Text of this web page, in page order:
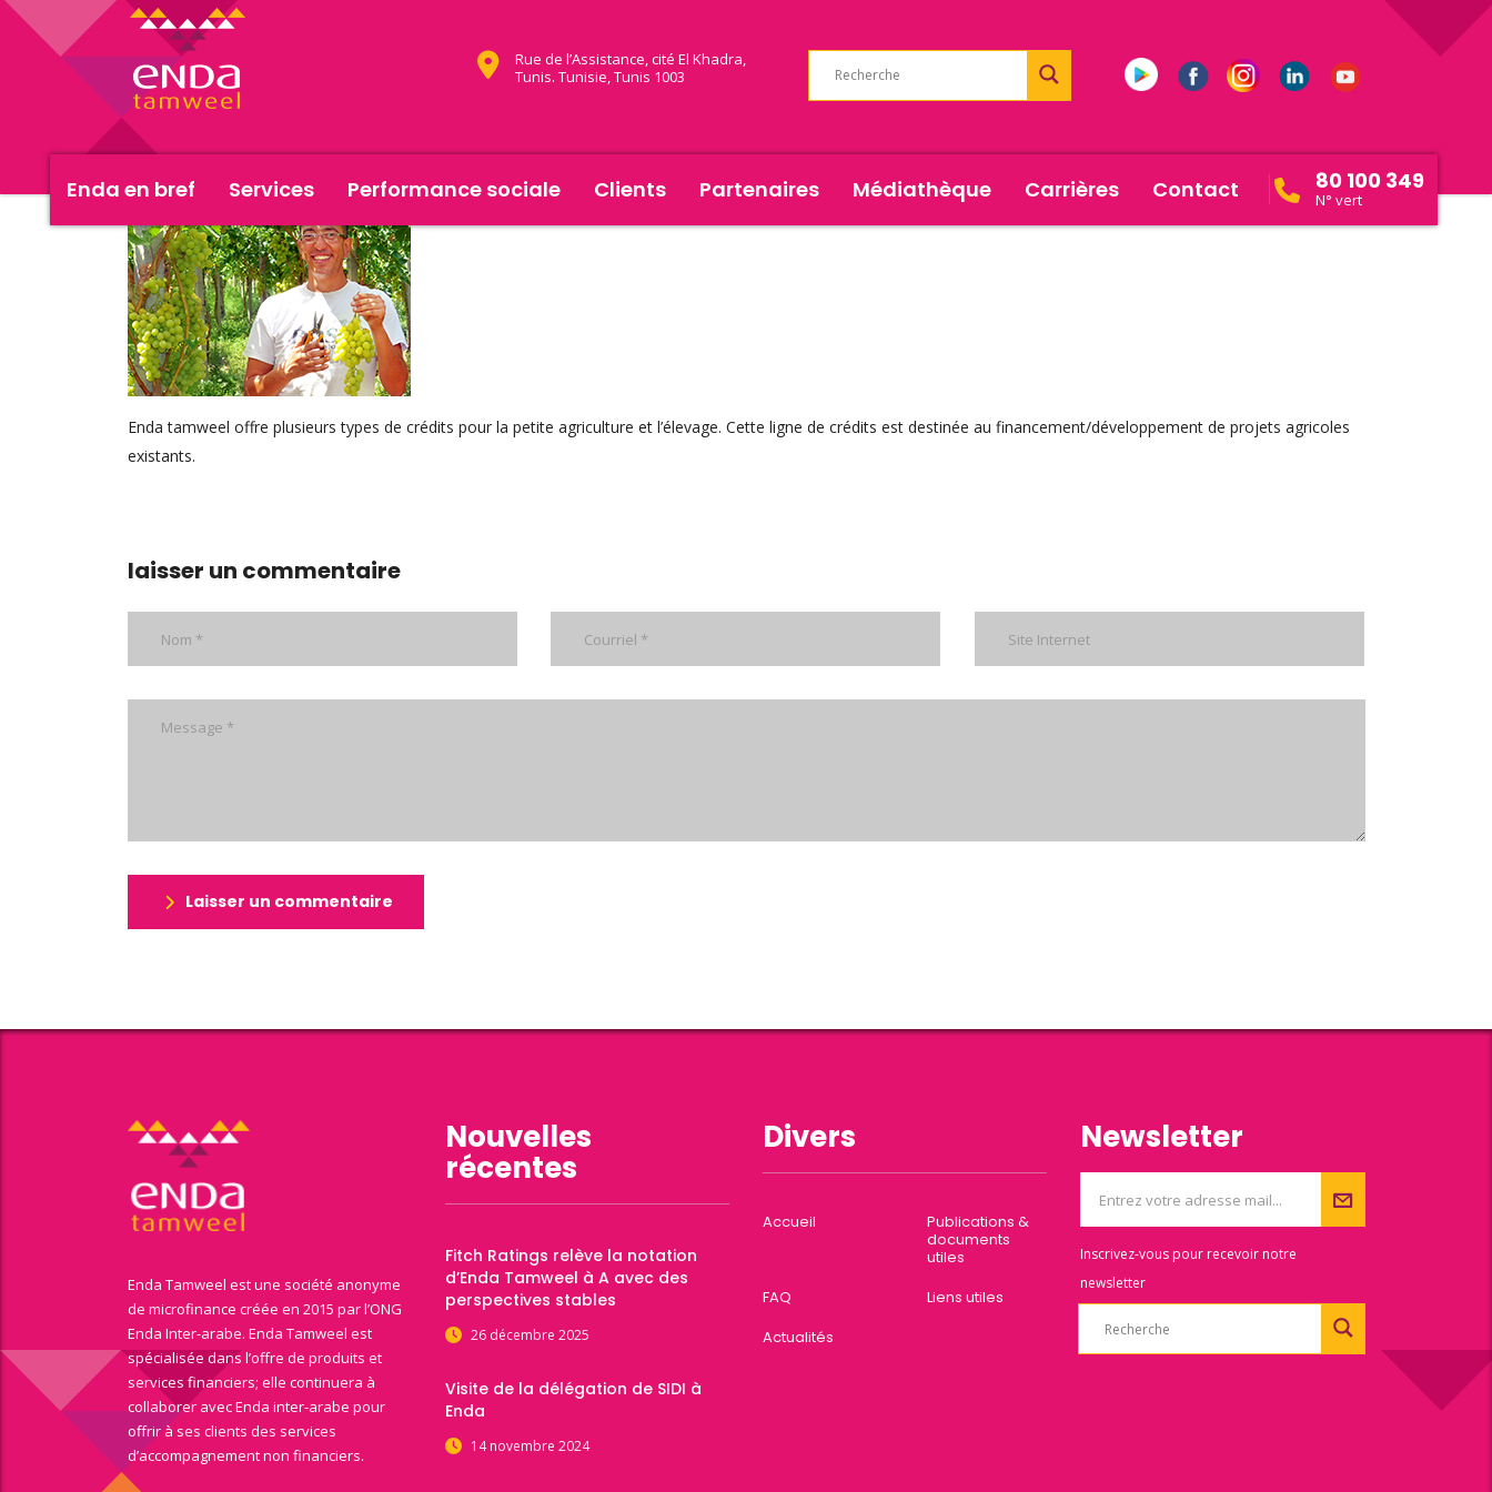
Rue de l’Assistance, cité El Khadra,
Tunis. Tunisie, Tunis 1003
Enda en bref Services Performance sociale Clients Partenaires Médiathèque Carrières Contact 80 100 349
N° vert
Enda tamweel offre plusieurs types de crédits pour la petite agriculture et l’élevage. Cette ligne de crédits est destinée au financement/développement de projets agricoles
existants.
laisser un commentaire
Laisser un commentaire
Enda Tamweel est une société anonyme
de microfinance créée en 2015 par l’ONG
Enda Inter-arabe. Enda Tamweel est
spécialisée dans l’offre de produits et
services financiers; elle continuera à
collaborer avec Enda inter-arabe pour
offrir à ses clients des services
d’accompagnement non financiers.
Nouvelles
récentes
Fitch Ratings relève la notation
d’Enda Tamweel à A avec des
perspectives stables
26 décembre 2025
Visite de la délégation de SIDI à
Enda
14 novembre 2024
Divers
Accueil
Publications &
documents
utiles
FAQ
Liens utiles
Actualités
Newsletter
Inscrivez-vous pour recevoir notre
newsletter